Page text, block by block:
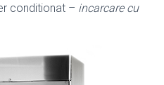
conditionat – incarcare cu